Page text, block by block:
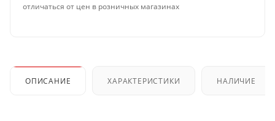
отличаться от цен в розничных магазинах
ОПИСАНИЕ ХАРАКТЕРИСТИКИ НАЛИЧИЕ